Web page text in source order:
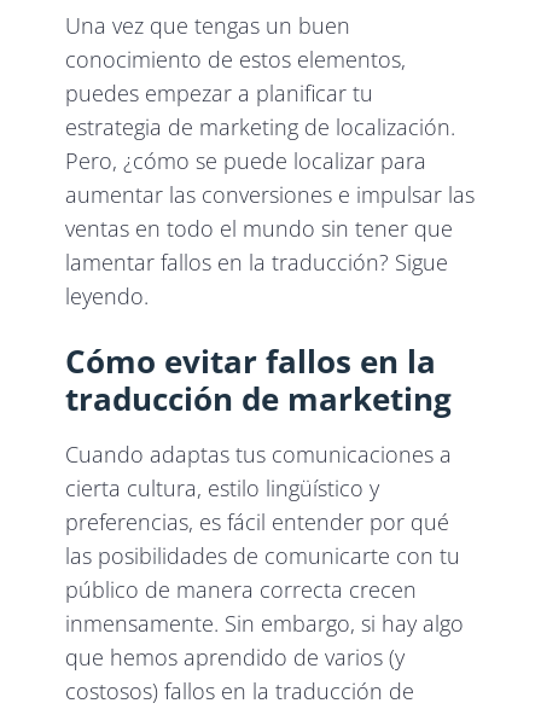
Una vez que tengas un buen
conocimiento de estos elementos,
puedes empezar a planificar tu
estrategia de marketing de localización.
Pero, ¿cómo se puede localizar para
aumentar las conversiones e impulsar las
ventas en todo el mundo sin tener que
lamentar fallos en la traducción? Sigue
leyendo.
Cómo evitar fallos en la
traducción de marketing
Cuando adaptas tus comunicaciones a
cierta cultura, estilo lingüístico y
preferencias, es fácil entender por qué
las posibilidades de comunicarte con tu
público de manera correcta crecen
inmensamente. Sin embargo, si hay algo
que hemos aprendido de varios (y
costosos) fallos en la traducción de